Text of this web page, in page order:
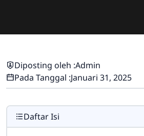
Diposting oleh :Admin
Pada Tanggal :Januari 31, 2025
Daftar Isi